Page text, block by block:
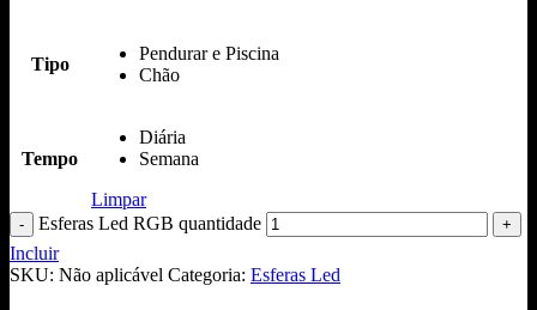
Tipo
Pendurar e Piscina
Chão
Tempo
Diária
Semana
Limpar
Esferas Led RGB quantidade
Incluir
SKU: Não aplicável Categoria: Esferas Led